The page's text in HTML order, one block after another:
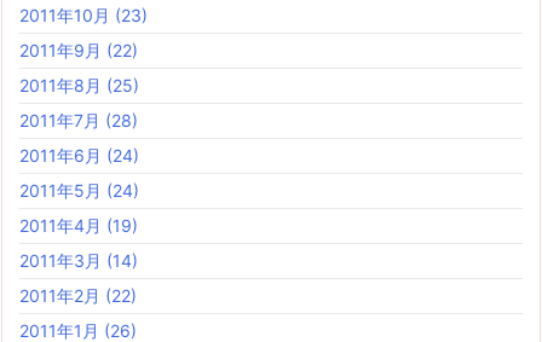
2011年10月 (23)
2011年9月 (22)
2011年8月 (25)
2011年7月 (28)
2011年6月 (24)
2011年5月 (24)
2011年4月 (19)
2011年3月 (14)
2011年2月 (22)
2011年1月 (26)